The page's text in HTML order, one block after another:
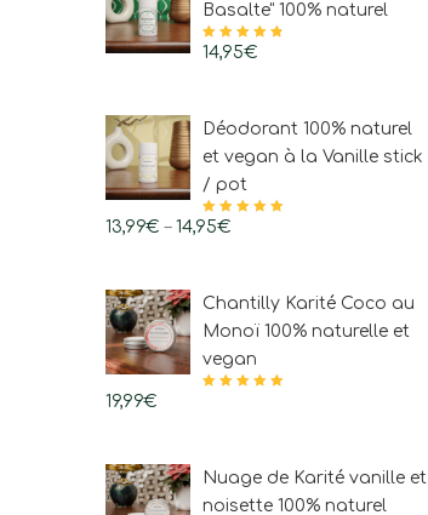
Basalte" 100% naturel
Note4.83sur
14,95€
Déodorant 100% naturel
et vegan à la Vanille stick
/ pot
Note4.91
13,99€ – 14,95€
Chantilly Karité Coco au
Monoï 100% naturelle et
vegan
19,99€
Nuage de Karité vanille et
noisette 100% naturel